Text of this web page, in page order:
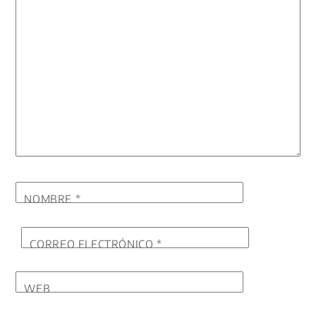
NOMBRE *
CORREO ELECTRÓNICO*
WEB